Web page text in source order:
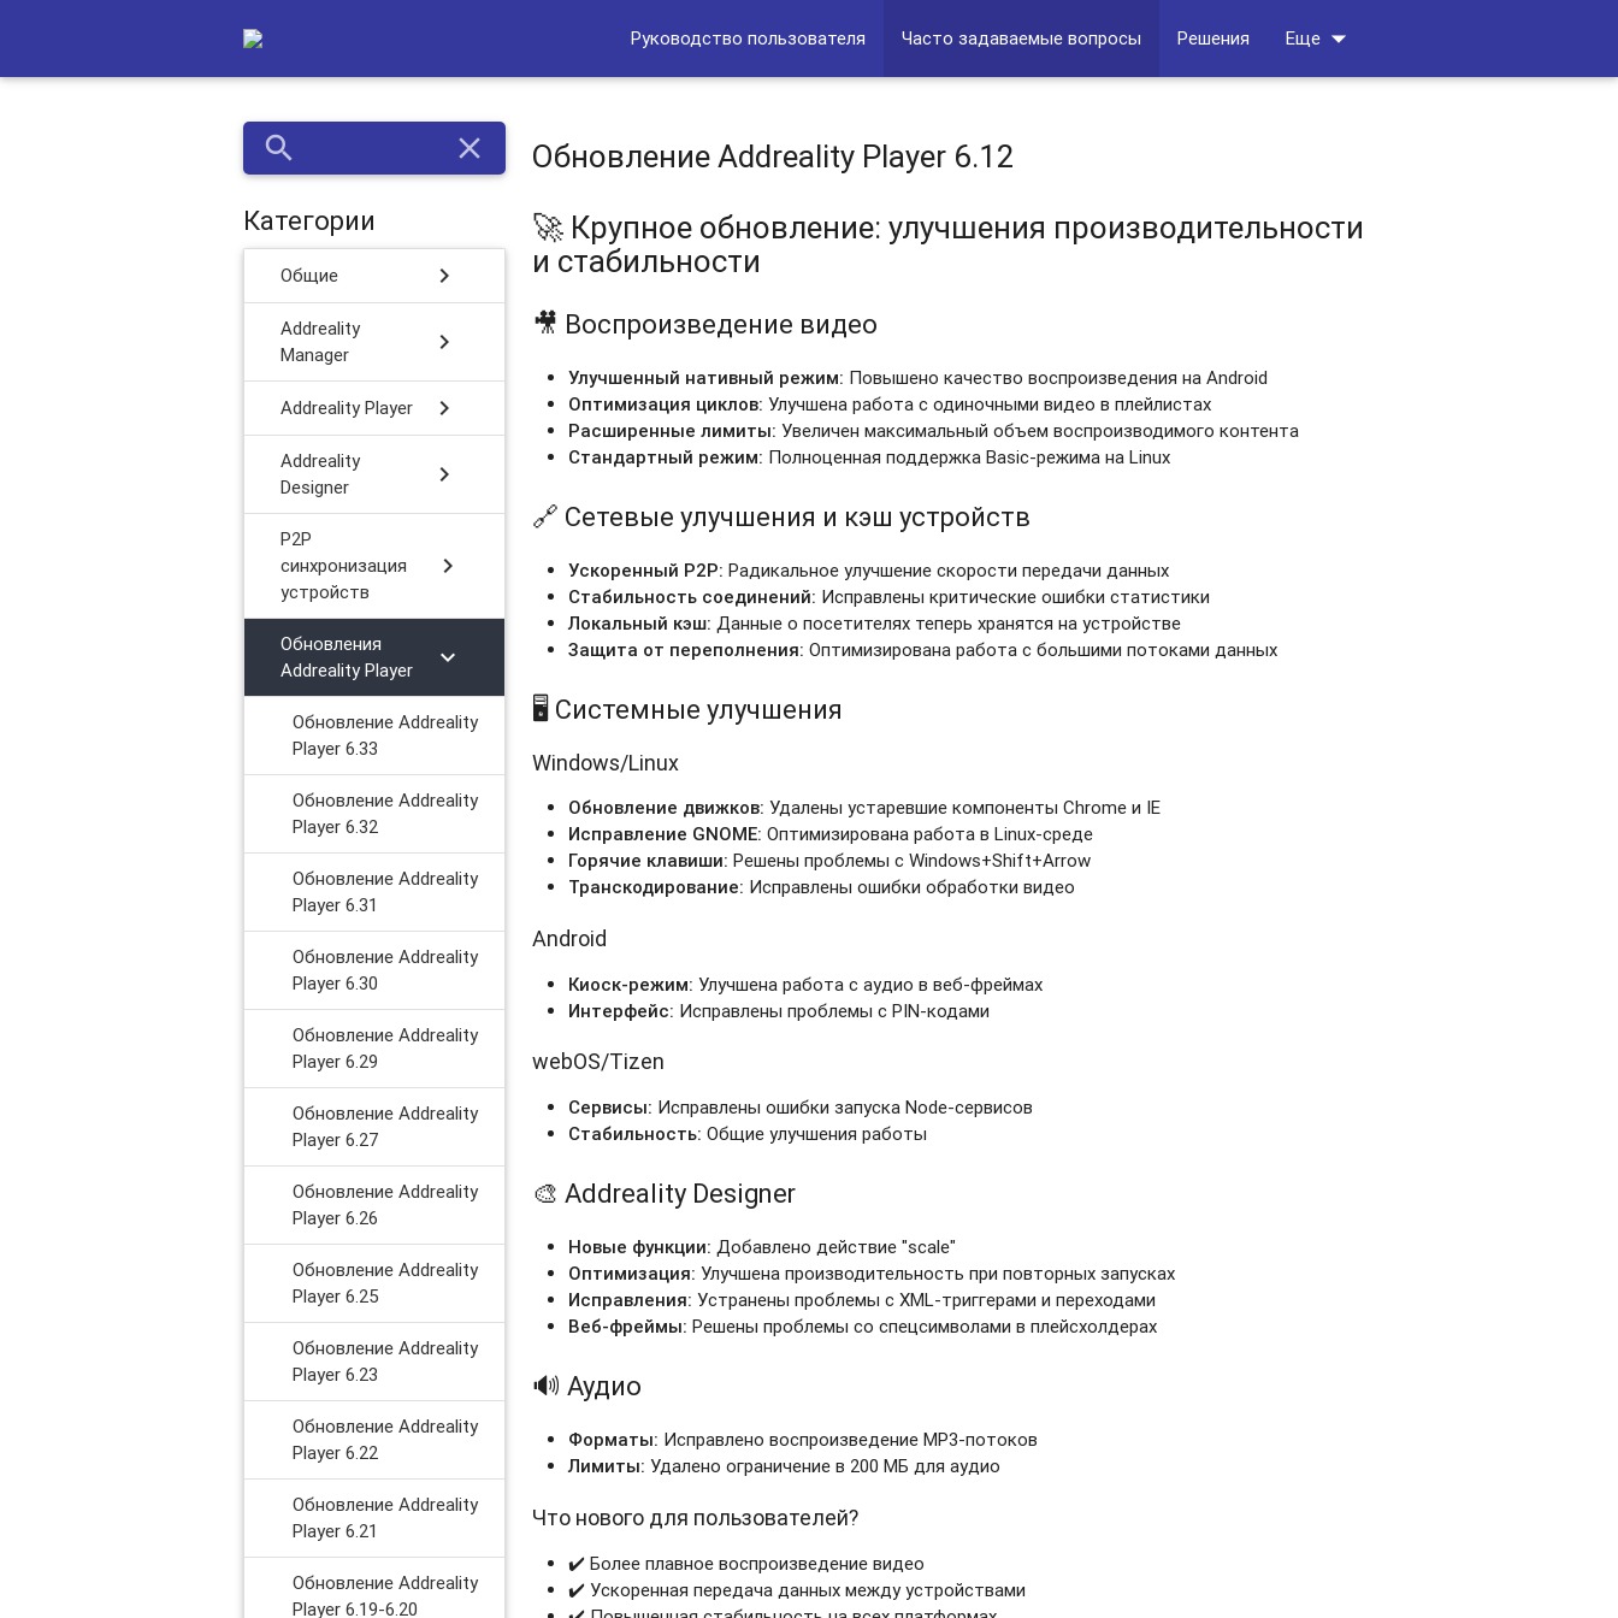
Руководство пользователя Часто задаваемые вопросы Решения Еще arrow_drop_down
search close
Категории
Общие chevron_right
Addreality
Manager
chevron_right
Addreality Player chevron_right
Addreality
Designer
chevron_right
P2P
синхронизация
устройств
chevron_right
Обновления
Addreality Player
chevron_right
Обновление Addreality
Player 6.33
Обновление Addreality
Player 6.32
Обновление Addreality
Player 6.31
Обновление Addreality
Player 6.30
Обновление Addreality
Player 6.29
Обновление Addreality
Player 6.27
Обновление Addreality
Player 6.26
Обновление Addreality
Player 6.25
Обновление Addreality
Player 6.23
Обновление Addreality
Player 6.22
Обновление Addreality
Player 6.21
Обновление Addreality
Player 6.19-6.20
Обновление Addreality Player 6.12
🚀 Крупное обновление: улучшения производительности
и стабильности
🎥 Воспроизведение видео
Улучшенный нативный режим: Повышено качество воспроизведения на Android
Оптимизация циклов: Улучшена работа с одиночными видео в плейлистах
Расширенные лимиты: Увеличен максимальный объем воспроизводимого контента
Стандартный режим: Полноценная поддержка Basic-режима на Linux
🔗 Сетевые улучшения и кэш устройств
Ускоренный P2P: Радикальное улучшение скорости передачи данных
Стабильность соединений: Исправлены критические ошибки статистики
Локальный кэш: Данные о посетителях теперь хранятся на устройстве
Защита от переполнения: Оптимизирована работа с большими потоками данных
🖥️ Системные улучшения
Windows/Linux
Обновление движков: Удалены устаревшие компоненты Chrome и IE
Исправление GNOME: Оптимизирована работа в Linux-среде
Горячие клавиши: Решены проблемы с Windows+Shift+Arrow
Транскодирование: Исправлены ошибки обработки видео
Android
Киоск-режим: Улучшена работа с аудио в веб-фреймах
Интерфейс: Исправлены проблемы с PIN-кодами
webOS/Tizen
Сервисы: Исправлены ошибки запуска Node-сервисов
Стабильность: Общие улучшения работы
🎨 Addreality Designer
Новые функции: Добавлено действие "scale"
Оптимизация: Улучшена производительность при повторных запусках
Исправления: Устранены проблемы с XML-триггерами и переходами
Веб-фреймы: Решены проблемы со спецсимволами в плейсхолдерах
🔊 Аудио
Форматы: Исправлено воспроизведение MP3-потоков
Лимиты: Удалено ограничение в 200 МБ для аудио
Что нового для пользователей?
✔️ Более плавное воспроизведение видео
✔️ Ускоренная передача данных между устройствами